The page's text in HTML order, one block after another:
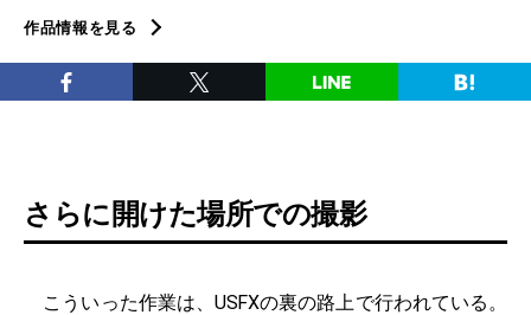
作品情報を見る
さらに開けた場所での撮影
こういった作業は、USFXの裏の路上で行われている。